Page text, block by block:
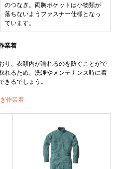
のつなぎ。両胸ポケットは小物類が
落ちないようファスナー仕様となっ
ています。
業着
り、衣類内が濡れるのを防ぐことがで
れるため、洗浄やメンテナンス時に着
きるでしょう。
作業着